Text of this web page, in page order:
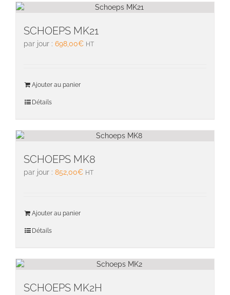
SCHOEPS MK21
par jour : 698,00€ HT
Ajouter au panier
Détails
SCHOEPS MK8
par jour : 852,00€ HT
Ajouter au panier
Détails
SCHOEPS MK2H